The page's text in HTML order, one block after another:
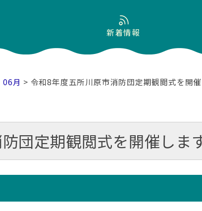
新着情報
月 > 令和8年度五所川原市消防団定期観閲式を開
団定期観閲式を開催しま